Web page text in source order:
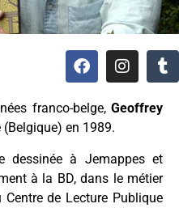
franco-belge, Geoffrey
en 1989.
dessinée à Jemappes et
à la BD, dans le métier
de Lecture Publique